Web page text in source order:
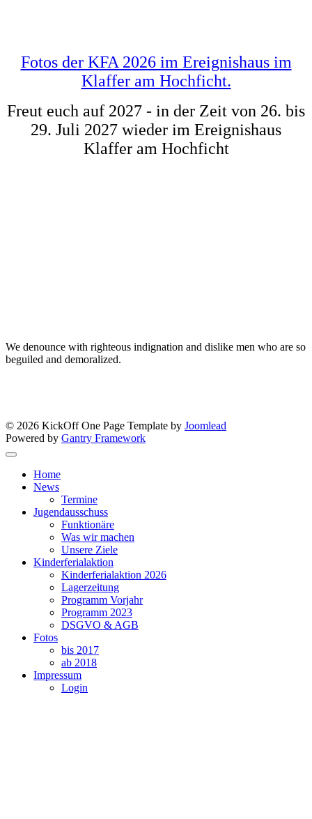
Fotos der KFA 2026 im Ereignishaus im
Klaffer am Hochficht.
Freut euch auf 2027 - in der Zeit von 26. bis
29. Juli 2027 wieder im Ereignishaus
Klaffer am Hochficht
We denounce with righteous indignation and dislike men who are so
beguiled and demoralized.
© 2026 KickOff One Page Template by Joomlead
Powered by Gantry Framework
Home
News
Termine
Jugendausschuss
Funktionäre
Was wir machen
Unsere Ziele
Kinderferialaktion
Kinderferialaktion 2026
Lagerzeitung
Programm Vorjahr
Programm 2023
DSGVO & AGB
Fotos
bis 2017
ab 2018
Impressum
Login